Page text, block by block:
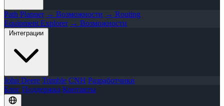
Path Planner → Возможности → Routing
Equipment Explorer → Возможности
Интеграции
John Deere Trimble CNH Разработчики
Блог Поддержка Контакты